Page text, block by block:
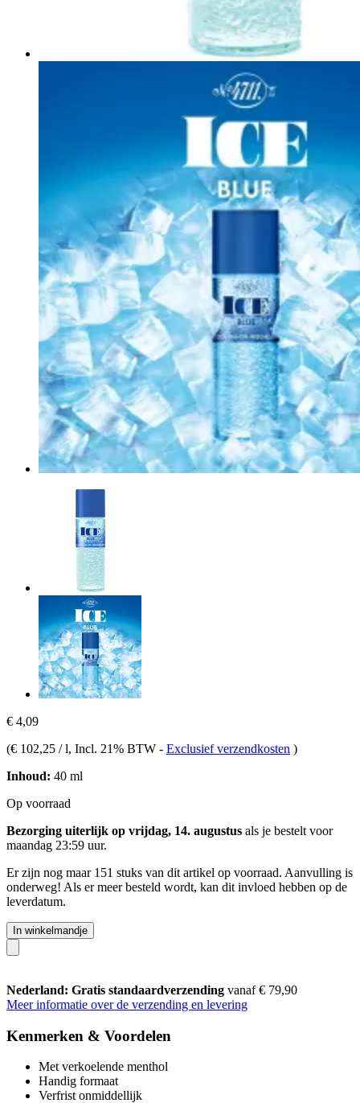
€ 4,09
(€ 102,25 / l, Incl. 21% BTW - Exclusief verzendkosten )
Inhoud: 40 ml
Op voorraad
Bezorging uiterlijk op vrijdag, 14. augustus als je bestelt voor
maandag 23:59 uur.
Er zijn nog maar 151 stuks van dit artikel op voorraad. Aanvulling is
onderweg! Als er meer besteld wordt, kan dit invloed hebben op de
leverdatum.
In winkelmandje
Nederland: Gratis standaardverzending vanaf € 79,90
Meer informatie over de verzending en levering
Kenmerken & Voordelen
Met verkoelende menthol
Handig formaat
Verfrist onmiddellijk